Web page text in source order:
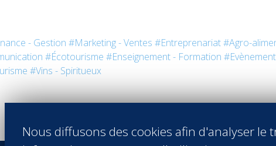
- Gestion #Marketing - Ventes #Entreprenariat#Agro-
#Écotourisme #Enseignement - Formation
#Vins - Spiritueux
Nous diffusons des cookies afin d'analyser le